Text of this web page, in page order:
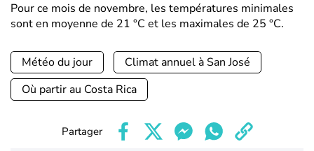
Pour ce mois de novembre, les températures minimales
sont en moyenne de 21 °C et les maximales de 25 °C.
Météo du jour
Climat annuel à San José
Où partir au Costa Rica
Partager